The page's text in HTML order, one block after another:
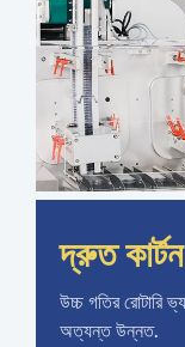
দ্রুত
উচ্চ গতির রোটারি
অত্যন্ত উন্নত.